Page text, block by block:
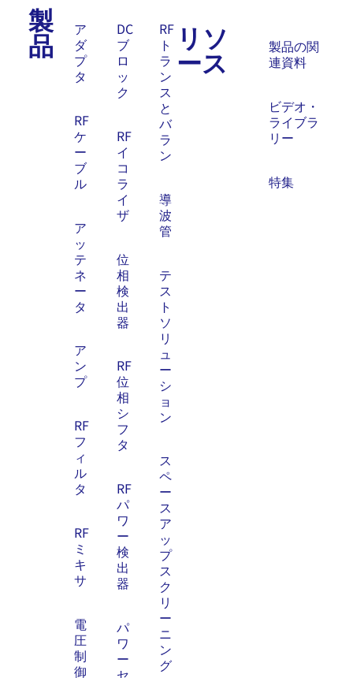
製
品
ア
ダ
プ
タ
RF
ケ
ー
ブ
ル
ア
ッ
テ
ネ
ー
タ
ア
ン
プ
RF
フ
ィ
ル
タ
RF
ミ
キ
サ
電
圧
制
御
DC
ブ
ロ
ッ
ク
RF
イ
コ
ラ
イ
ザ
位
相
検
出
器
RF
位
相
シ
フ
タ
RF
パ
ワ
ー
検
出
器
パ
ワ
ー
セ
RF
ト
ラ
ン
ス
と
バ
ラ
ン
導
波
管
テ
ス
ト
ソ
リ
ュ
ー
シ
ョ
ン
ス
ペ
ー
ス
ア
ッ
プ
ス
ク
リ
ー
ニ
ン
グ
リソ
ース
製品の関
連資料
ビデオ・
ライブラ
リー
特集